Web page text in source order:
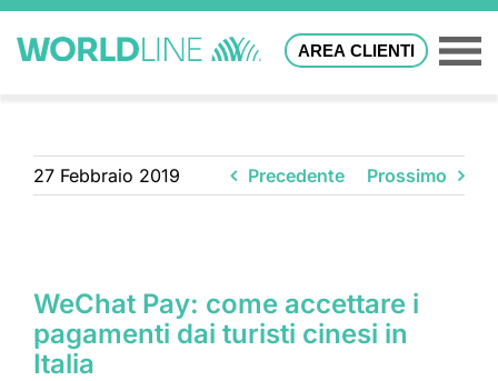
AREA CLIENTI
27 Febbraio 2019 Precedente Prossimo
WeChat Pay: come accettare i
pagamenti dai turisti cinesi in
Italia